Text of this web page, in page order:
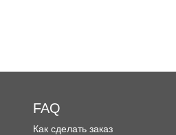
FAQ
Как сделать заказ